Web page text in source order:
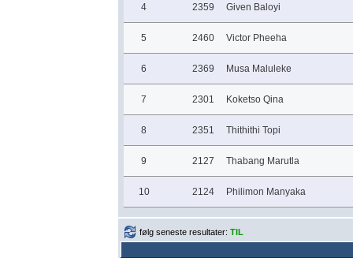
4 2359 Given Baloyi
5 2460 Victor Pheeha
6 2369 Musa Maluleke
7 2301 Koketso Qina
8 2351 Thithithi Topi
9 2127 Thabang Marutla
10 2124 Philimon Manyaka
følg seneste resultater: TIL